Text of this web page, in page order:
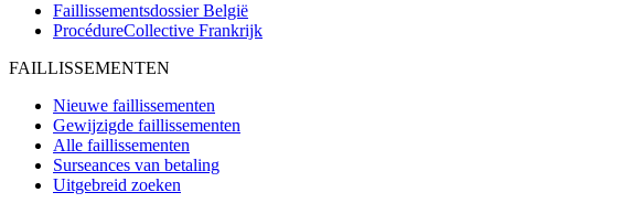
Faillissementsdossier België
ProcédureCollective Frankrijk
FAILLISSEMENTEN
Nieuwe faillissementen
Gewijzigde faillissementen
Alle faillissementen
Surseances van betaling
Uitgebreid zoeken